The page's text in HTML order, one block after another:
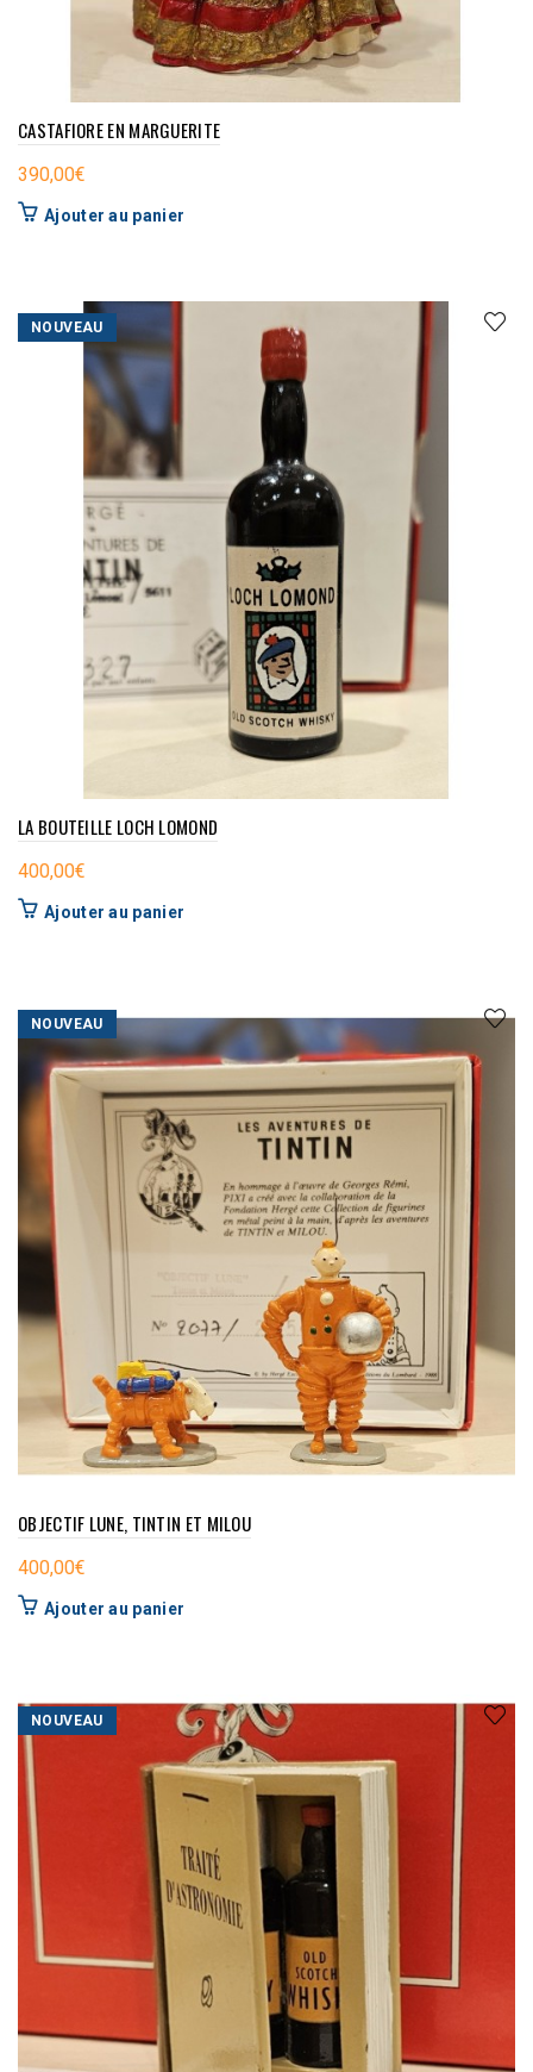
CASTAFIORE EN MARGUERITE
390,00€
Ajouter au panier
NOUVEAU
LA BOUTEILLE LOCH LOMOND
400,00€
Ajouter au panier
NOUVEAU
OBJECTIF LUNE, TINTIN ET MILOU
400,00€
Ajouter au panier
NOUVEAU